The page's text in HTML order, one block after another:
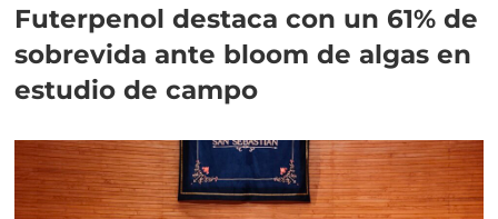
Futerpenol destaca con un 61% de
sobrevida ante bloom de algas en
estudio de campo